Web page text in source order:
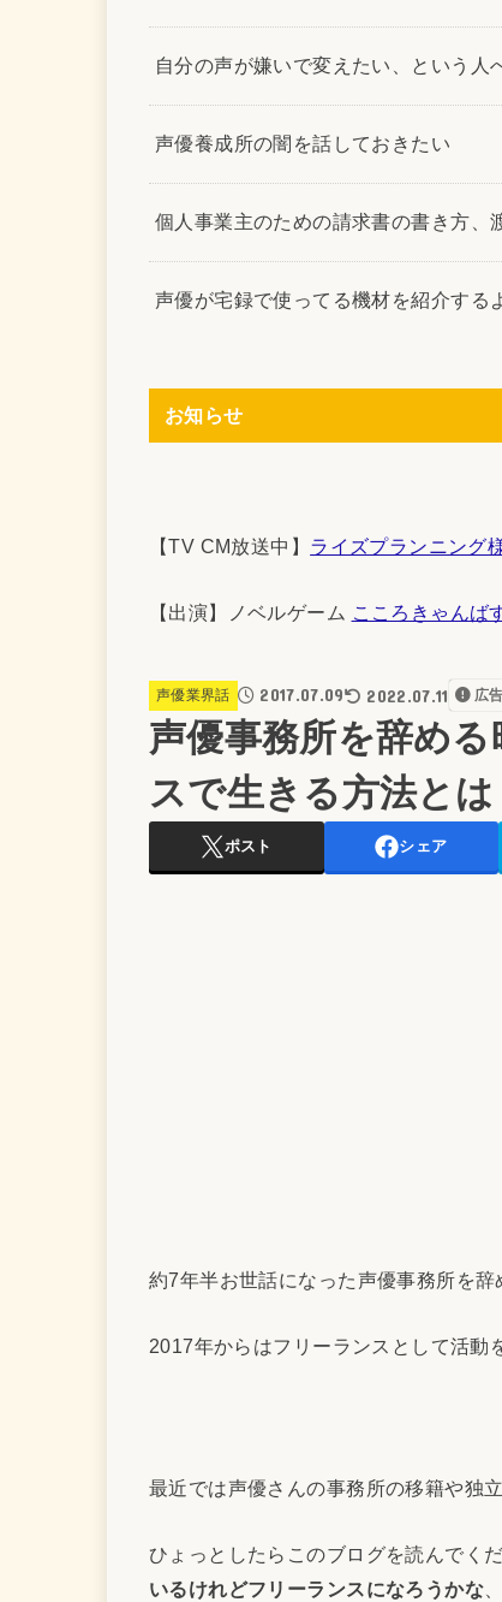
自分の声が嫌いで変えたい、という人
声優養成所の闇を話しておきたい
個人事業主のための請求書の書き方、
声優が宅録で使ってる機材を紹介する
お知らせ
【TV CM放送中】 ライズプランニング
【出演】ノベルゲーム こころきゃんば
声優業界話 2017.07.09 2022.07.11 広
声優事務所を辞め
スで生きる方法とは
ポスト シェア
約7年半お世話になった声優事務所を辞
2017年からはフリーランスとして活動
最近では声優さんの事務所の移籍や独
ひょっとしたらこのブログを読んでく
いるけれどフリーランスになろうかな